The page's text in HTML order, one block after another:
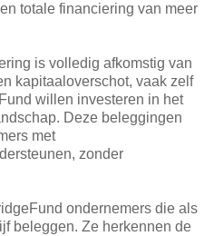
totale financiering van meer
is volledig afkomstig van
kapitaaloverschot, vaak zelf
willen investeren in het
Deze beleggingen
met
zonder
ondernemers die als
beleggen. Ze herkennen de